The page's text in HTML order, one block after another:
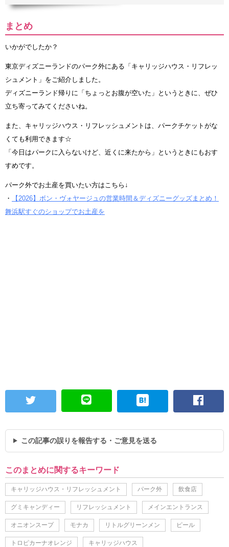
まとめ
いかがでしたか？
東京ディズニーランドのパーク外にある「キャリッジハウス・リフレッ
シュメント」をご紹介しました。
ディズニーランド帰りに「ちょっとお腹が空いた」というときに、ぜひ
立ち寄ってみてくださいね。
また、キャリッジハウス・リフレッシュメントは、パークチケットがな
くても利用できます☆
「今日はパークに入らないけど、近くに来たから」というときにもおす
すめです。
パーク外でお土産を買いたい方はこちら↓
・
【2026】ボン・ヴォヤージュの営業時間＆ディズニーグッズまとめ！
舞浜駅すぐのショップでお土産を
この記事の誤りを報告する・ご意見を送る
このまとめに関するキーワード
キャリッジハウス・リフレッシュメント パーク外 飲食店
グミキャンディー リフレッシュメント メインエントランス
オニオンスープ モナカ リトルグリーンメン ピール
トロピカーナオレンジ キャリッジハウス